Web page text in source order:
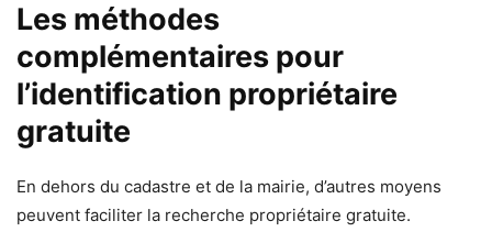
Les méthodes
complémentaires pour
l’identification propriétaire
gratuite
En dehors du cadastre et de la mairie, d’autres moyens
peuvent faciliter la recherche propriétaire gratuite.